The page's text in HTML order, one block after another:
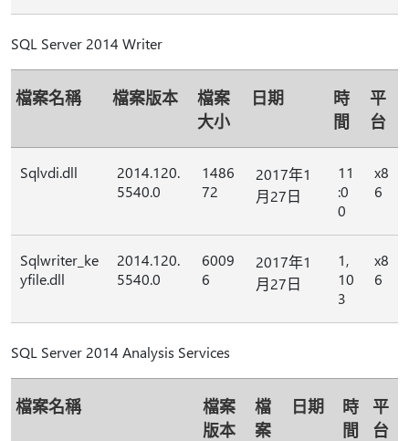
SQL Server 2014 Writer
檔案名稱 檔案版本
檔案
大小
日期
時
間
平
台
Sqlvdi.dll
2014.120.
5540.0
1486
72
2017年1
月27日
11
:0
0
x8
6
Sqlwriter_ke
yfile.dll
2014.120.
5540.0
6009
6
2017年1
月27日
1,
10
3
x8
6
SQL Server 2014 Analysis Services
檔案名稱
檔案
版本
檔
案
日期
時
間
平
台